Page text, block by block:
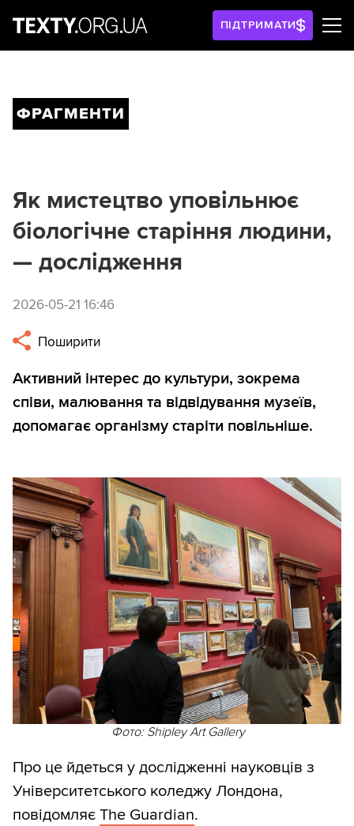
ПІДТРИМАТИ
ФРАГМЕНТИ
Як мистецтво уповільнює
біологічне старіння людини,
— дослідження
2026-05-21 16:46
Поширити
Активний інтерес до культури, зокрема
співи, малювання та відвідування музеїв,
допомагає організму старіти повільніше.
Фото: Shipley Art Gallery
Про це йдеться у дослідженні науковців з
Університетського коледжу Лондона,
повідомляє The Guardian.